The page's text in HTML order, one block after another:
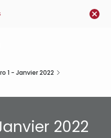
1 - Janvier 2022
2022